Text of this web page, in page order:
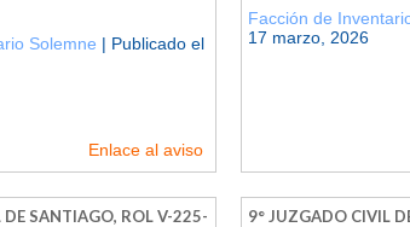
Solemne | Publicado el
Enlace al aviso
Facción de
17 marzo, 2026
SANTIAGO, ROL V-225-
9° JUZGADO CIVIL